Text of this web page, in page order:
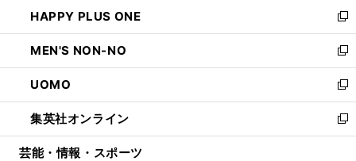
く
で
開
く
ド
ウ
で
開
く
ィ
ン
ド
ウ
で
開
く
い
ウ
ィ
ン
ド
ウ
で
開
HAPPY PLUS ONE
新
し
い
ウ
ィ
ン
ド
ウ
MEN'S NON-NO
新
し
い
ウ
ィ
ン
UOMO
新
し
い
ウ
集英社オンライン
新
し
芸能・情報・スポーツ